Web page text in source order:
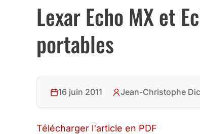
Lexar Echo MX et
portables
16 juin 2011 Jean-Christophe
Télécharger l'article en PDF